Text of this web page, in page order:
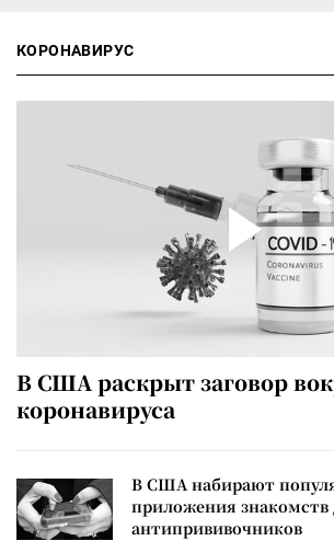
КОРОНАВИРУС
В США раскрыт заговор
коронавируса
В США набирают
приложения знакомств
антипрививочников